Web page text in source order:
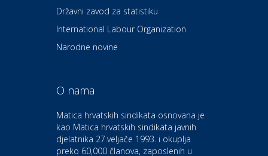
Dom i dizajn
Euro-vrt – kosilice, motorne
Odmor
Bistrica
Auto-moto i tehnika
Državni zavod za statistiku
International Labour Organization
Narodne novine
O nama
Matica hrvatskih sindikata osnovana je
kao Matica hrvatskih sindikata javnih
djelatnika 27.veljače 1993. i okuplja
preko 60,000 članova, zaposlenih u